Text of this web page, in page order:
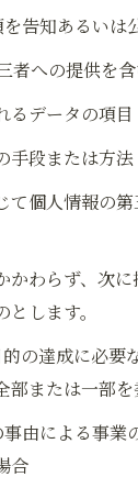
告知あるいは
者への提供を
るデータの項目
手段または方法
て個人情報の
かわらず、次
します。
の達成に必要
部または一部
由による事業
合